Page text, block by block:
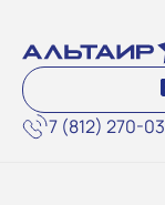
7 (812) 270-